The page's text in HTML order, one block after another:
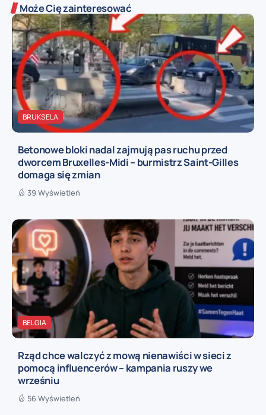
Może Cię zainteresować
BRUKSELA
Betonowe bloki nadal zajmują pas ruchu przed
dworcem Bruxelles-Midi – burmistrz Saint-Gilles
domaga się zmian
39 Wyświetleń
BELGIA
Rząd chce walczyć z mową nienawiści w sieci z
pomocą influencerów – kampania ruszy we
wrześniu
56 Wyświetleń